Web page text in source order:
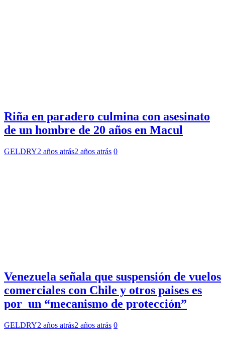
Riña en paradero culmina con asesinato
de un hombre de 20 años en Macul
GELDRY2 años atrás2 años atrás 0
Venezuela señala que suspensión de vuelos
comerciales con Chile y otros paises es
por un “mecanismo de protección”
GELDRY2 años atrás2 años atrás 0